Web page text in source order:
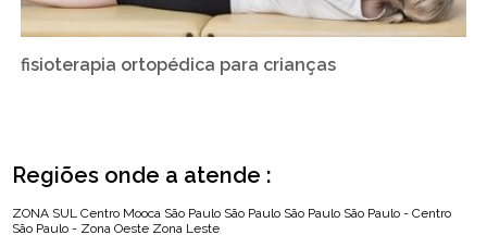
fisioterapia ortopédica para crianças
Regiões onde a atende :
ZONA SUL Centro Mooca São Paulo São Paulo São Paulo São Paulo - Centro
São Paulo - Zona Oeste Zona Leste